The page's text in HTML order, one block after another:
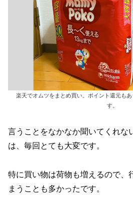
楽天でオムツをまとめ買い。ポイント還元も
す。
言うことをなかなか聞いてくれな
は、毎回とても大変です。
特に買い物は荷物も増えるので、
まうことも多かったです。